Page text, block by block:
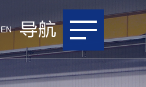
EN